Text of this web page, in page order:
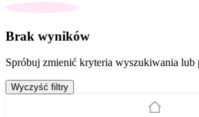
Brak wyników
Spróbuj zmienić kryteria wyszukiwania lub
Wyczyść filtry